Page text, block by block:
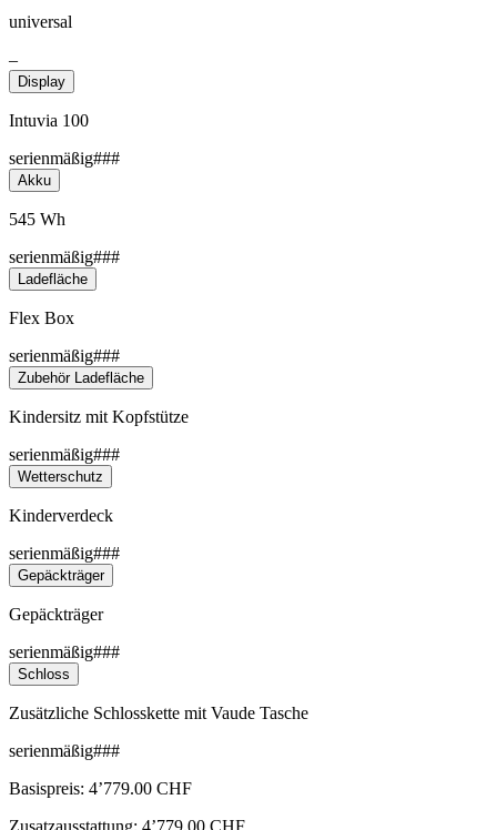
universal
–
Display
Intuvia 100
serienmäßig###
Akku
545 Wh
serienmäßig###
Ladefläche
Flex Box
serienmäßig###
Zubehör Ladefläche
Kindersitz mit Kopfstütze
serienmäßig###
Wetterschutz
Kinderverdeck
serienmäßig###
Gepäckträger
Gepäckträger
serienmäßig###
Schloss
Zusätzliche Schlosskette mit Vaude Tasche
serienmäßig###
Basispreis: 4’779.00 CHF
Zusatzausstattung: 4’779.00 CHF